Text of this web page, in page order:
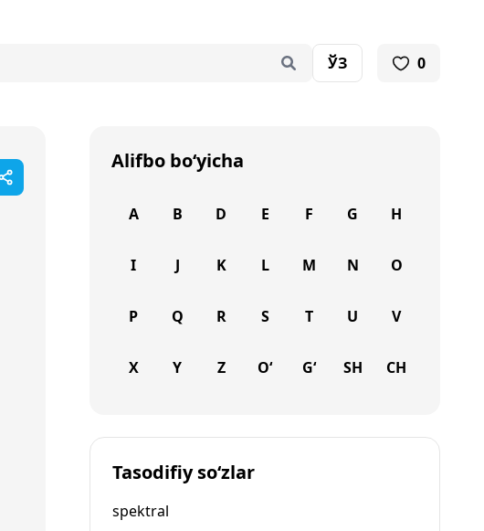
ЎЗ 0
Alifbo bo‘yicha
A B D E F G H
I J K L M N O
P Q R S T U V
X Y Z O‘ G‘ SH CH
Tasodifiy so‘zlar
spektral